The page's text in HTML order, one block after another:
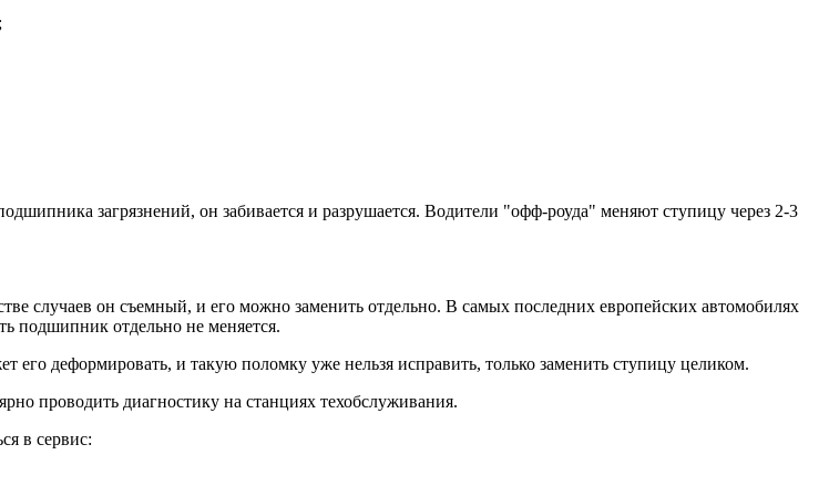
загрязнений, он забивается и разрушается. Водители "офф-роуда" меняют ступицу через 2-3
случаев он съемный, и его можно заменить отдельно. В самых последних европейских автомобилях
подшипник отдельно не меняется.
деформировать, и такую поломку уже нельзя исправить, только заменить ступицу целиком.
проводить диагностику на станциях техобслуживания.
в сервис: